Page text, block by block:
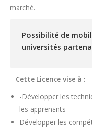
marché.
Possibilité de
universités
Cette Licence vise à :
-Développer les
les apprenants
Développer les